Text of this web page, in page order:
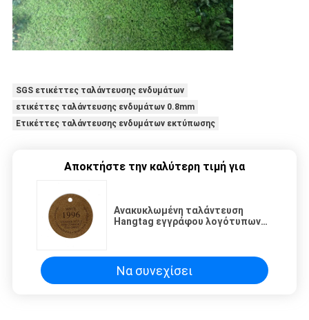
SGS ετικέττες ταλάντευσης ενδυμάτων
ετικέττες ταλάντευσης ενδυμάτων 0.8mm
Ετικέττες ταλάντευσης ενδυμάτων εκτύπωσης
Αποκτήστε την καλύτερη τιμή για
Ανακυκλωμένη ταλάντευση
Hangtag εγγράφου λογότυπων
Να συνεχίσει